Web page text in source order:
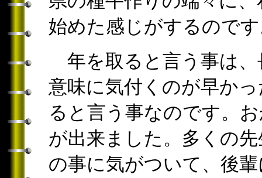
始めた感じがするので
年を取ると言う事は、
意味に気付くのが早か
ると言う事なのです。
が出来ました。多くの
の事に気がついて、後